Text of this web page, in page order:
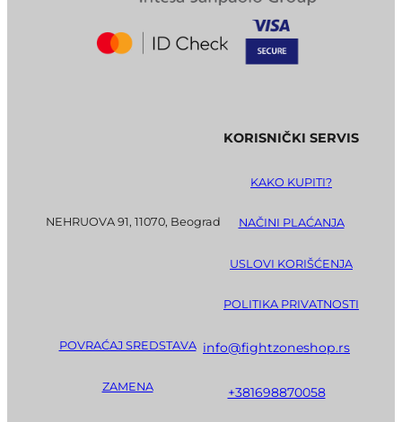
NEHRUOVA 91, 11070, Beograd
KORISNIČKI SERVIS
KAKO KUPITI?
NAČINI PLAĆANJA
USLOVI KORIŠĆENJA
POLITIKA PRIVATNOSTI
POVRAĆAJ SREDSTAVA
ZAMENA
info@fightzoneshop.rs
+381698870058